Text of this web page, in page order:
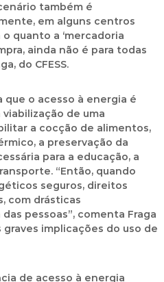
também é
em alguns centros
quanto a ‘mercadoria
ainda não é para todas
do CFESS.
o acesso à energia é
de uma
a cocção de alimentos,
a preservação da
para a educação, a
“Então, quando
seguros, direitos
com drásticas
pessoas”, comenta Fraga
implicações do uso de
de acesso à energia